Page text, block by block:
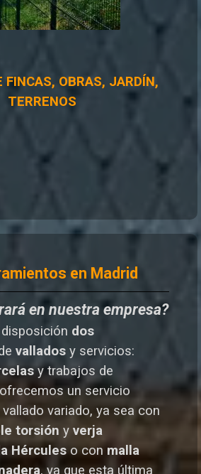
FINCAS, OBRAS, JARDÍN,
TERRENOS
en Madrid
en nuestra empresa?
dos
vallados y servicios:
y trabajos de
frecemos un servicio
variado, ya sea con
torsión y verja
Hércules o con malla
, ya que esta última